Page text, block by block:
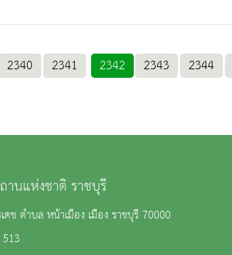
2340 2341 2342 2343 2344
นแห่งชาติ ราชบุรี
ช ตำบล หน้าเมือง เมือง ราชบุรี 70000